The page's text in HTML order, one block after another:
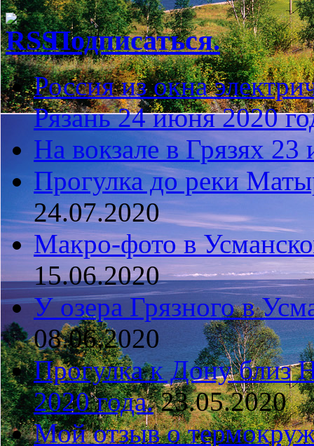
Подписаться.
Россия из окна
Рязань 24 июня 2020
На вокзале в Грязях
Прогулка до реки
24.07.2020
Макро-фото в
15.06.2020
У озера Грязного в
08.06.2020
Прогулка к Дону близ
2020 года. 23.05.2020
Мой отзыв о